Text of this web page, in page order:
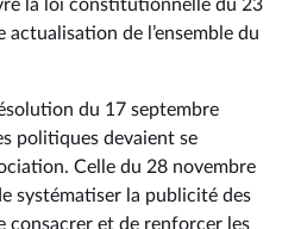
la loi constitutionnelle du 23
de l’ensemble du
du 17 septembre
politiques devaient se
Celle du 28 novembre
systématiser la publicité des
consacrer et de renforcer les